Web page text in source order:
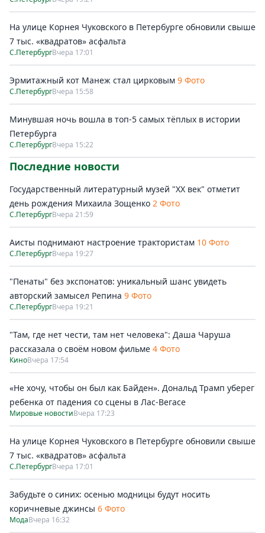
На улице Корнея Чуковского в Петербурге обновили свыше
7 тыс. «квадратов» асфальта
С.ПетербургВчера 17:01
Эрмитажный кот Манеж стал цирковым 9 Фото
С.ПетербургВчера 15:58
Минувшая ночь вошла в топ-5 самых тёплых в истории
Петербурга
С.ПетербургВчера 15:22
Последние новости
Государственный литературный музей "ХХ век" отметит
день рождения Михаила Зощенко 2 Фото
С.ПетербургВчера 21:59
Аисты поднимают настроение трактористам 10 Фото
С.ПетербургВчера 19:27
"Пенаты" без экспонатов: уникальный шанс увидеть
авторский замысел Репина 9 Фото
С.ПетербургВчера 19:21
"Там, где нет чести, там нет человека": Даша Чаруша
рассказала о своём новом фильме 4 Фото
КиноВчера 17:54
«Не хочу, чтобы он был как Байден». Дональд Трамп уберег
ребенка от падения со сцены в Лас-Вегасе
Мировые новостиВчера 17:23
На улице Корнея Чуковского в Петербурге обновили свыше
7 тыс. «квадратов» асфальта
С.ПетербургВчера 17:01
Забудьте о синих: осенью модницы будут носить
коричневые джинсы 6 Фото
МодаВчера 16:32